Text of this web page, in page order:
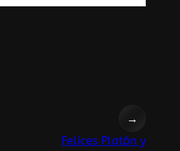
Felices Platón y
→